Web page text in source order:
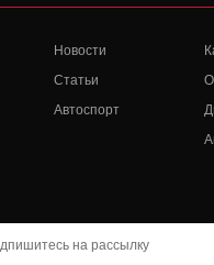
Новости
Статьи
Автоспорт